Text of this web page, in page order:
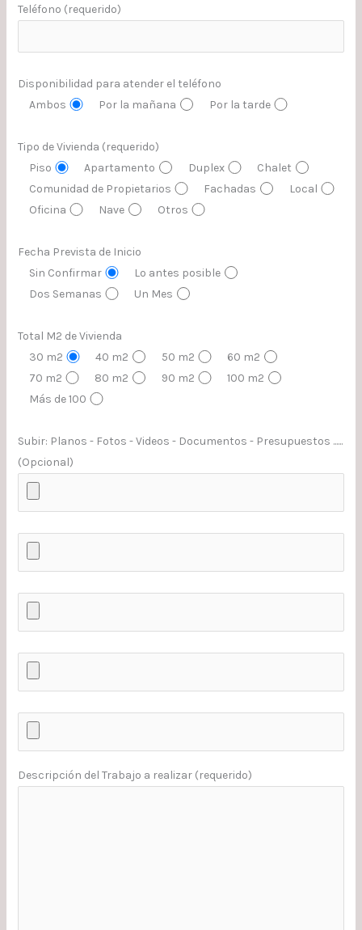
Teléfono (requerido)
Disponibilidad para atender el teléfono
Ambos
Por la mañana Por la tarde
Tipo de Vivienda (requerido)
Piso
Apartamento Duplex
Chalet
Comunidad de Propietarios
Fachadas
Local
Oficina
Nave Otros
Fecha Prevista de Inicio
Sin Confirmar
Lo antes posible
Dos Semanas
Un Mes
Total M2 de Vivienda
30 m2
40 m2 50 m2
60 m2
70 m2
80 m2 90 m2
100 m2
Más de 100
Subir: Planos - Fotos - Videos - Documentos - Presupuestos ......
(Opcional)
Descripción del Trabajo a realizar (requerido)